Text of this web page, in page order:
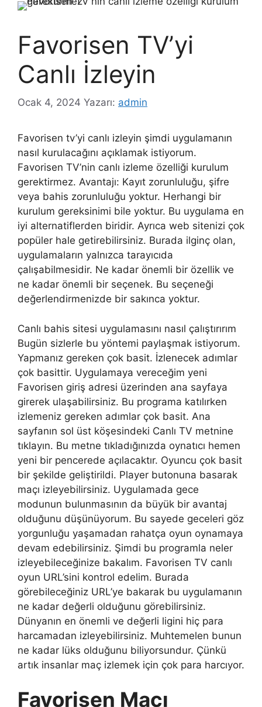
Favorisen TV’yi
Canlı İzleyin
Ocak 4, 2024 Yazarı: admin
Favorisen tv’yi canlı izleyin şimdi uygulamanın
nasıl kurulacağını açıklamak istiyorum.
Favorisen TV’nin canlı izleme özelliği kurulum
gerektirmez. Avantajı: Kayıt zorunluluğu, şifre
veya bahis zorunluluğu yoktur. Herhangi bir
kurulum gereksinimi bile yoktur. Bu uygulama en
iyi alternatiflerden biridir. Ayrıca web sitenizi çok
popüler hale getirebilirsiniz. Burada ilginç olan,
uygulamaların yalnızca tarayıcıda
çalışabilmesidir. Ne kadar önemli bir özellik ve
ne kadar önemli bir seçenek. Bu seçeneği
değerlendirmenizde bir sakınca yoktur.
Canlı bahis sitesi uygulamasını nasıl çalıştırırım
Bugün sizlerle bu yöntemi paylaşmak istiyorum.
Yapmanız gereken çok basit. İzlenecek adımlar
çok basittir. Uygulamaya vereceğim yeni
Favorisen giriş adresi üzerinden ana sayfaya
girerek ulaşabilirsiniz. Bu programa katılırken
izlemeniz gereken adımlar çok basit. Ana
sayfanın sol üst köşesindeki Canlı TV metnine
tıklayın. Bu metne tıkladığınızda oynatıcı hemen
yeni bir pencerede açılacaktır. Oyuncu çok basit
bir şekilde geliştirildi. Player butonuna basarak
maçı izleyebilirsiniz. Uygulamada gece
modunun bulunmasının da büyük bir avantaj
olduğunu düşünüyorum. Bu sayede geceleri göz
yorgunluğu yaşamadan rahatça oyun oynamaya
devam edebilirsiniz. Şimdi bu programla neler
izleyebileceğinize bakalım. Favorisen TV canlı
oyun URL’sini kontrol edelim. Burada
görebileceğiniz URL’ye bakarak bu uygulamanın
ne kadar değerli olduğunu görebilirsiniz.
Dünyanın en önemli ve değerli ligini hiç para
harcamadan izleyebilirsiniz. Muhtemelen bunun
ne kadar lüks olduğunu biliyorsundur. Çünkü
artık insanlar maç izlemek için çok para harcıyor.
Favorisen Maçı